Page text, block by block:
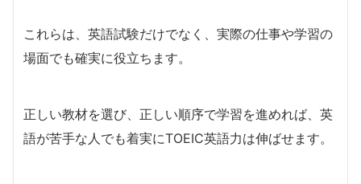
これらは、英語試験だけでなく、実際の仕事や学習の
場面でも確実に役立ちます。
正しい教材を選び、正しい順序で学習を進めれば、英
語が苦手な人でも着実にTOEIC英語力は伸ばせます。